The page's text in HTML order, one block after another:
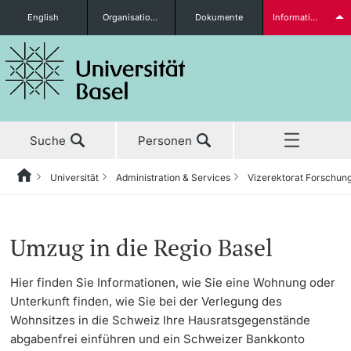
Studieninteressierte
weitere Informationen
English Organisationseinheiten Dokumente Informationen für...
Suche Personen
Studium
Forschung
Lehre
Leitung & Organisation
Administration & Services
Bereich der Rektorin
Generalsekretariat
Informationsversorgung &
Stab Forschung
Research Compliance Office
Ressort Nachwuchsförderung
Student Exchange
International Relations
10 Jahre Jubiläum
HomeZurückUniversität Administration & Services Vizerektorat
Umzug in die Regio Basel
Hier finden Sie Informationen, wie Sie eine Wohnung oder
Unterkunft finden, wie Sie bei der Verlegung des
Wohnsitzes in die Schweiz Ihre Hausratsgegenstände
abgabenfrei einführen und ein Schweizer Bankkonto